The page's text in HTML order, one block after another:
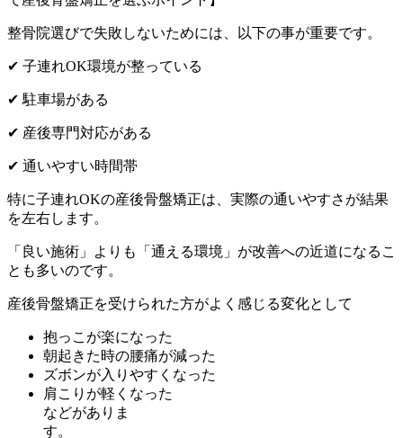
整骨院選びで失敗しないためには、以下の事が重要です。
✔ 子連れOK環境が整っている
✔ 駐車場がある
✔ 産後専門対応がある
✔ 通いやすい時間帯
特に子連れOKの産後骨盤矯正は、実際の通いやすさが結果
を左右します。
「良い施術」よりも「通える環境」が改善への近道になるこ
とも多いのです。
産後骨盤矯正を受けられた方がよく感じる変化として
抱っこが楽になった
朝起きた時の腰痛が減った
ズボンが入りやすくなった
肩こりが軽くなった
などがありま
す